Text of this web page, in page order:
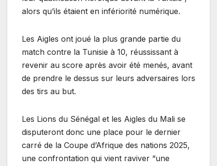
alors qu’ils étaient en infériorité numérique.
Les Aigles ont joué la plus grande partie du
match contre la Tunisie à 10, réussissant à
revenir au score après avoir été menés, avant
de prendre le dessus sur leurs adversaires lors
des tirs au but.
Les Lions du Sénégal et les Aigles du Mali se
disputeront donc une place pour le dernier
carré de la Coupe d’Afrique des nations 2025,
une confrontation qui vient raviver “une